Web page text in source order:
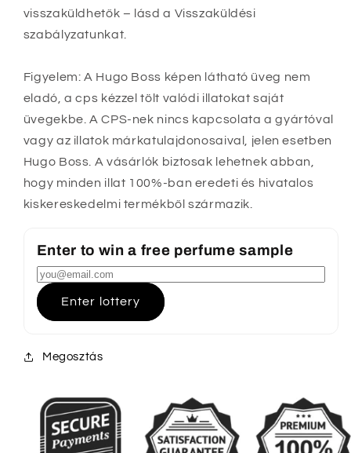
visszaküldhetők – lásd a Visszaküldési
szabályzatunkat.
Figyelem: A Hugo Boss képen látható üveg nem
eladó, a cps kézzel tölt valódi illatokat saját
üvegekbe. A CPS-nek nincs kapcsolata a gyártóval
vagy az illatok márkatulajdonosaival, jelen esetben
Hugo Boss. A vásárlók biztosak lehetnek abban,
hogy minden illat 100%-ban eredeti és hivatalos
kiskereskedelmi termékből származik.
Enter to win a free perfume sample
Enter lottery
Megosztás